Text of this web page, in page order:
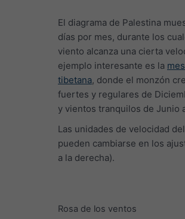
El diagrama de Palestina
días por mes, durante los
viento alcanza una cierta
ejemplo interesante es la
tibetana, donde el monzón
fuertes y regulares de
y vientos tranquilos de Junio
Las unidades de velocidad
pueden cambiarse en los
a la derecha).
Rosa de los ventos